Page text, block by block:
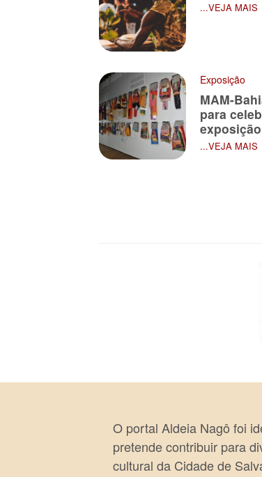
...VEJA MAIS
Exposição
MAM-
para
...VEJA MAIS
O portal Aldeia Nagô foi
pretende contribuir para
cultural da Cidade de